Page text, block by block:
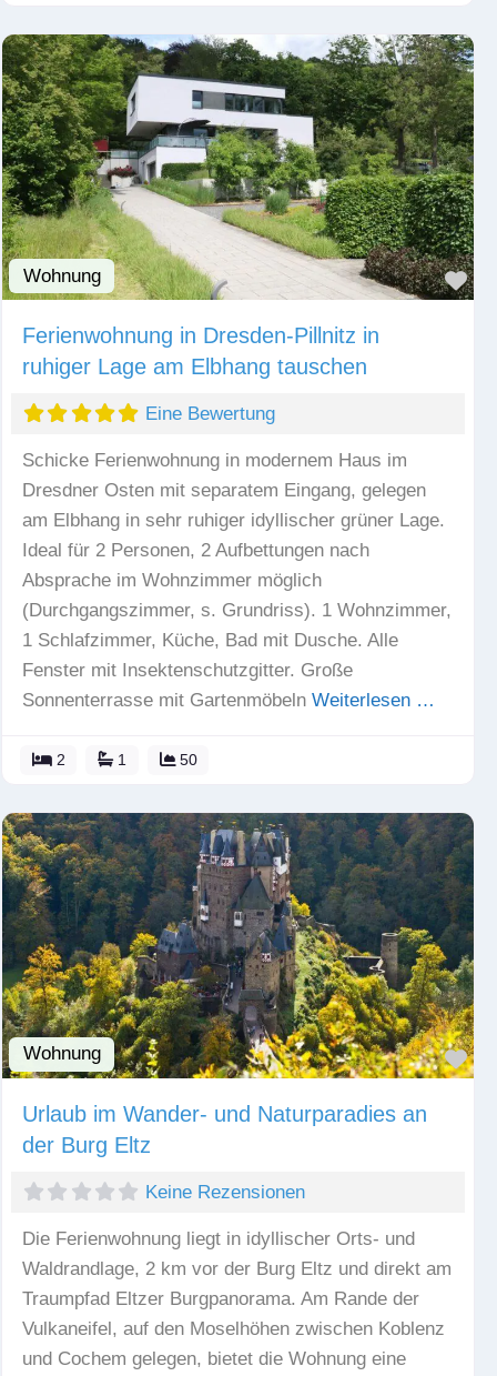
Wohnung
Ferienwohnung in Dresden-Pillnitz in
ruhiger Lage am Elbhang tauschen
Eine Bewertung
Schicke Ferienwohnung in modernem Haus im
Dresdner Osten mit separatem Eingang, gelegen
am Elbhang in sehr ruhiger idyllischer grüner Lage.
Ideal für 2 Personen, 2 Aufbettungen nach
Absprache im Wohnzimmer möglich
(Durchgangszimmer, s. Grundriss). 1 Wohnzimmer,
1 Schlafzimmer, Küche, Bad mit Dusche. Alle
Fenster mit Insektenschutzgitter. Große
Sonnenterrasse mit Gartenmöbeln Weiterlesen …
2 1 50
Wohnung
Urlaub im Wander- und Naturparadies an
der Burg Eltz
Keine Rezensionen
Die Ferienwohnung liegt in idyllischer Orts- und
Waldrandlage, 2 km vor der Burg Eltz und direkt am
Traumpfad Eltzer Burgpanorama. Am Rande der
Vulkaneifel, auf den Moselhöhen zwischen Koblenz
und Cochem gelegen, bietet die Wohnung eine